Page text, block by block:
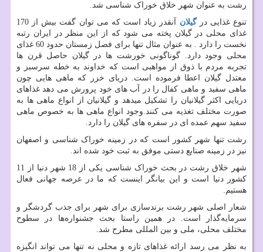
رشت به عنوان شهر خلاق خوراک شناسی شد.
تنوع غذایی درگیلان
آنقدر زیاد است که می توان گفت بیش از 170
غذای محلی در گیلان پخته می شود که از این منظر در ایران رتبه
نخست را دارد . به عنوان مثال تنها برای فصل زمستان حدود 60 غذای
محلی وجود دارد. گوناگونی خورشت ها در گیلان حاصل قرن ها
تجربه مردم با ذوق از مواهبی است که خداوند به خطه سرسبز و
معتدل گیلان اعطا فرموده است. دریای خزر که ماهی هایی چون
ماهی سفید و ماهی کفال را در آب های خود پرورش می دهد غذاهای
دریایی اکثر گیلانیان را تشکیل میدهد و گیلانیان از انواع ماهی ها به
صورت مختلف تغذیه می کنند.وجود انواع ماهی ها به خصوص ماهی
سفید سهم عمده ای در سفره های گیلان را دارد.
رشت تنها شهر کشور است که در زمینه خوراک شناسی و اصفهان
نیز در زمینه صنایع دستی موفق به ثبت خود شده اند.
شهر خلاق رشت در بحث خوراک شناسی یکی از 18 شهر دنیا از 11
کشور دنیا است و این بیانگر اینست که ما در عرصه جهانی فعال
هستیم.
شعار اصلی شهر رشت برندسازی برای شهر برای جذب گردشگر و
سرمایه‌گذار است. در همین راستا بحث جشنواره‌ها در سطوح
مختلف محلی، ملی و بین المللی مطرح شد.
به نظر می رسد ارائه غذاهای تازه و محلی نه تنها می تواند انگیزه